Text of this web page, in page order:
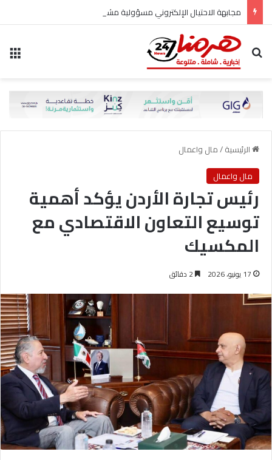
مجابهة الاحتيال الإلكتروني مسؤولية مشتركة
بحث عن
الرئيسية/مال واعمال
مال واعمال
رئيس تجارة الأردن يؤكد أهمية
توسيع التعاون الاقتصادي مع
المكسيك
17 يونيو، 2026